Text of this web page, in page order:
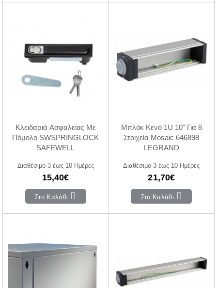
Κλειδαριά Ασφαλείας Με
Πόμολο SWSPRINGLOCK
SAFEWELL
Διαθέσιμο 3 έως 10 Ημέρες
15,40€
Στο Καλάθι
Μπλόκ Κενό 1U 10" Για 8
Στοιχεία Mosaic 646898
LEGRAND
Διαθέσιμο 3 έως 10 Ημέρες
21,70€
Στο Καλάθι